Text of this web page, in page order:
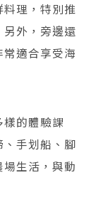
理，特別推
外，旁邊還
適合享受海
的體驗課
手划船、腳
生活，與動